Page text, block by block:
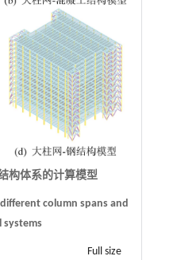
构体系的计算模型
column spans and
systems
Full size